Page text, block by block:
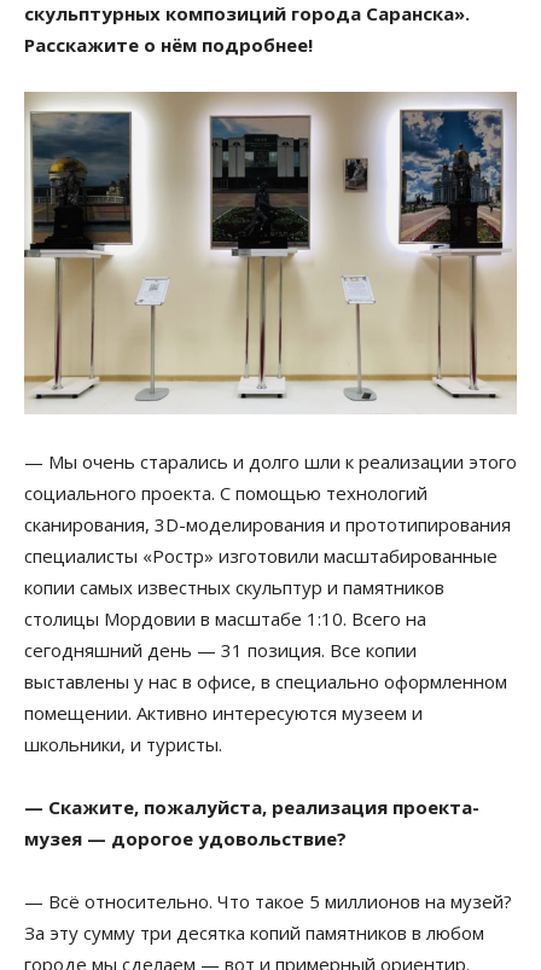
скульптурных композиций города Саранска».
Расскажите о нём подробнее!
— Мы очень старались и долго шли к реализации этого
социального проекта. С помощью технологий
сканирования, 3D-моделирования и прототипирования
специалисты «Ростр» изготовили масштабированные
копии самых известных скульптур и памятников
столицы Мордовии в масштабе 1:10. Всего на
сегодняшний день — 31 позиция. Все копии
выставлены у нас в офисе, в специально оформленном
помещении. Активно интересуются музеем и
школьники, и туристы.
— Скажите, пожалуйста, реализация проекта-
музея — дорогое удовольствие?
— Всё относительно. Что такое 5 миллионов на музей?
За эту сумму три десятка копий памятников в любом
городе мы сделаем — вот и примерный ориентир.